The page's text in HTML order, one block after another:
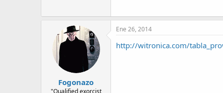
Fogonazo
"Qualified exorcist
Ene 26, 2014
http://witronica.com/